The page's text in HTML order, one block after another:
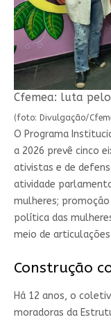
Cfemea: luta
(foto: Divulgação/
O Programa
a 2026 prevê cinco
ativistas e de
atividade
mulheres;
política das
meio de
Construção
Há 12 anos, o
moradoras da